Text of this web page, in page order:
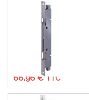
À partir de
66,96 €